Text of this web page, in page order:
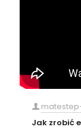
Jak zrobić